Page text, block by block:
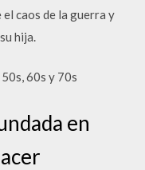
caos de la guerra y
hija.
60s y 70s
en